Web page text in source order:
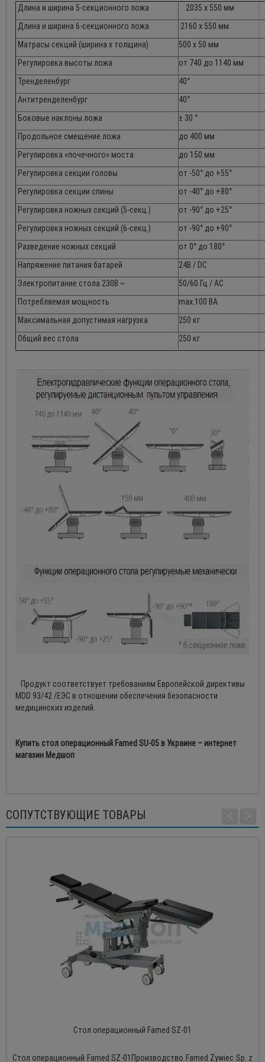
Длина и ширина 5-секционного ложа
2035 x 550 мм
Длина и ширина 6-секционного ложа
2160 x 550 мм
Матрасы секций (ширина х толщина)
500 х 50 мм
Регулировка высоты ложа
от 740 до 1140 мм
Тренделенбург
40°
Антитренделенбург
40°
Боковые наклоны ложа
± 30 °
Продольное смещение ложа
до 400 мм
Регулировка «почечного» моста
до 150 мм
Регулировка секции головы
от -50° до +55°
Регулировка секции спины
от -40° до +80°
Регулировка ножных секций (5-секц.)
от -90° до +25°
Регулировка ножных секций (6-секц.)
от -90° до +90°
Разведение ножных секций
от 0° до 180°
Напряжение питания батарей
24В / DC
Электропитание стола 230В ~
50/60 Гц / AC
Потребляемая мощность
max.100 ВА
Максимальная допустимая нагрузка
250 кг
Общий вес стола
250 кг
Продукт соответствует требованиям Европейской директивы
MDD 93/42 /ЕЭС в отношении обеспечения безопасности
медицинских изделий.
Купить стол операционный Famed SU-05 в Украине – интернет
магазин Медшоп
СОПУТСТВУЮЩИЕ ТОВАРЫ
Стол операционный Famed SZ-01
Стол операционный Famed SZ-01Производство Famed Żywiec Sp. z